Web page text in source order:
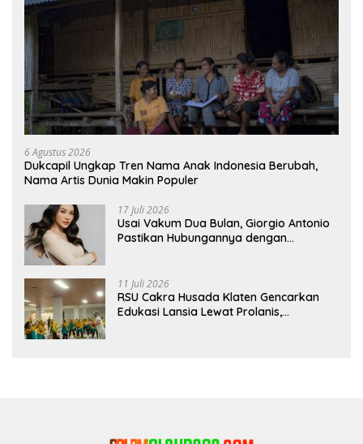
6 Agustus 2026
Dukcapil Ungkap Tren Nama Anak Indonesia Berubah,
Nama Artis Dunia Makin Populer
17 Juli 2026
Usai Vakum Dua Bulan, Giorgio Antonio
Pastikan Hubungannya dengan
11 Juli 2026
RSU Cakra Husada Klaten Gencarkan
Edukasi Lansia Lewat Prolanis,